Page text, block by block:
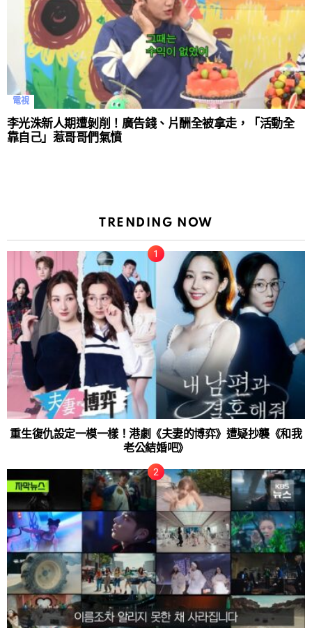
電視
李光洙新人期遭剝削！廣告錢、片酬全被拿走，「活動全
靠自己」惹哥哥們氣憤
TRENDING NOW
重生復仇設定一模一樣！港劇《夫妻的博弈》遭疑抄襲《和我
老公結婚吧》